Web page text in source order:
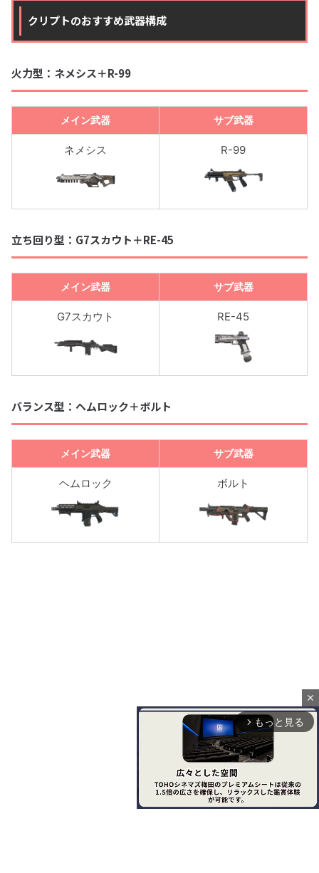
クリプトのおすすめ武器構成
火力型：ネメシス＋R-99
メイン武器 サブ武器
ネメシス R-99
立ち回り型：G7スカウト＋RE-45
メイン武器 サブ武器
G7スカウト RE-45
バランス型：ヘムロック＋ボルト
メイン武器 サブ武器
ヘムロック ボルト
close
arrow_forward_ios もっと見る